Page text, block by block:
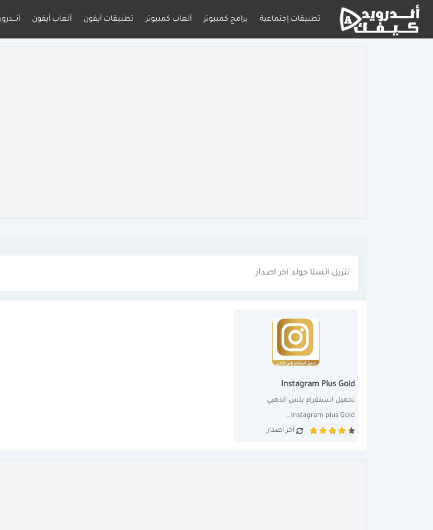
تطبيقات إجتماعية برامج كمبيوتر ألعاب كمبيوتر تطبيقات أيفون ألعاب أيفون
تنزيل انستا جولد اخر اصدار
Instagram Plus Gold
Instagram plus Gold...
أخر اصدار